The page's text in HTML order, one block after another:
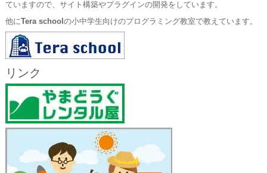
ていますので、サイト構築やプラグインの開発をしています。
他にTera school の小中学生向けのプログラミング教室で教えています。
リンク